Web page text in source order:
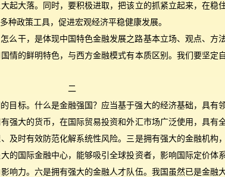
起大落。同时，要积极进取，把该立的抓紧立起来，在稳
种政策工具，促进宏观经济平稳健康发展。
么干，是体现中国特色金融发展之路基本立场、观点、方
情的鲜明特色，与西方金融模式有本质区别。我们要坚定
二
目标。什么是金融强国？应当基于强大的经济基础，具有
强大的货币，在国际贸易投资和外汇市场广泛使用，具有
及时有效防范化解系统性风险。三是拥有强大的金融机构
的国际金融中心，能够吸引全球投资者，影响国际定价体
响力。六是拥有强大的金融人才队伍。我国虽然已是金融